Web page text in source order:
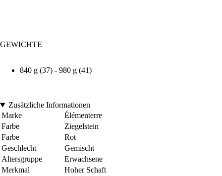
GEWICHTE
840 g (37) - 980 g (41)
Zusätzliche Informationen
Marke
Élémenterre
Farbe
Ziegelstein
Farbe
Rot
Geschlecht
Gemischt
Altersgruppe
Erwachsene
Merkmal
Hoher Schaft